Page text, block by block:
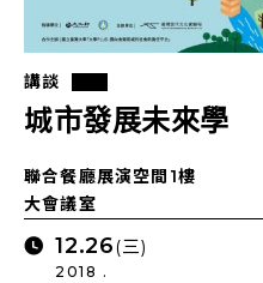
講談
城市發展未來學
聯合餐廳展演空間1樓
大會議室
12.26(三)
2018 .